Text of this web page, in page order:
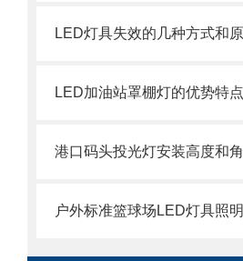
LED灯具失效的几种方式和
户外标准篮球场LED灯具照